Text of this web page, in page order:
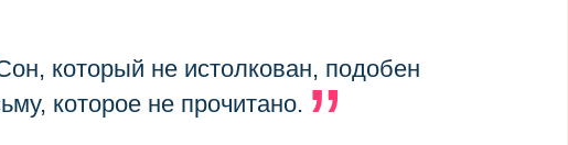
который не истолкован, подобен
которое не прочитано.